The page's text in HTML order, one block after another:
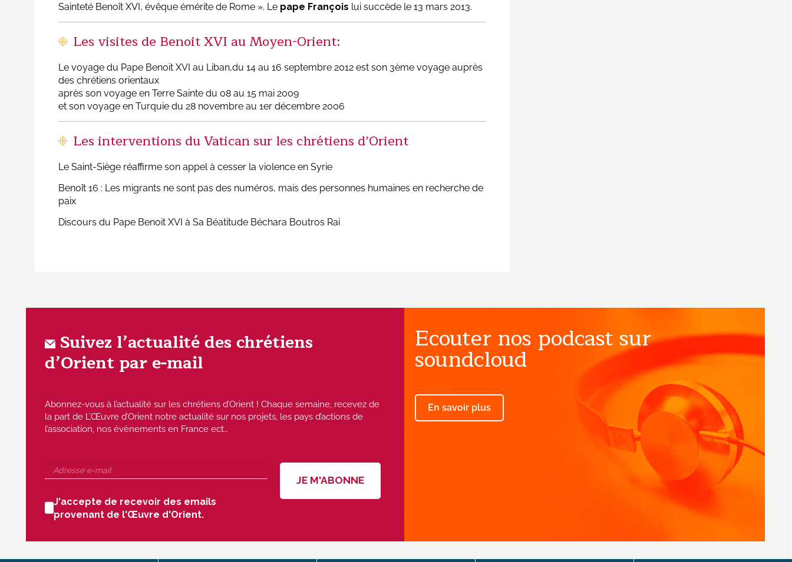
Sainteté Benoît XVI, évêque émérite de Rome ». Le pape François lui succède le 13 mars 2013.
Les visites de Benoit XVI au Moyen-Orient:
Le voyage du Pape Benoit XVI au Liban,du 14 au 16 septembre 2012 est son 3ème voyage auprès
des chrétiens orientaux
après son voyage en Terre Sainte du 08 au 15 mai 2009
et son voyage en Turquie du 28 novembre au 1er décembre 2006
Les interventions du Vatican sur les chrétiens d’Orient
Le Saint-Siège réaffirme son appel à cesser la violence en Syrie
Benoît 16 : Les migrants ne sont pas des numéros, mais des personnes humaines en recherche de
paix
Discours du Pape Benoit XVI à Sa Béatitude Béchara Boutros Rai
Suivez l’actualité des chrétiens
d’Orient par e-mail
Abonnez-vous à l’actualité sur les chrétiens d’Orient ! Chaque semaine, recevez de
la part de L’Œuvre d’Orient notre actualité sur nos projets, les pays d’actions de
l’association, nos évènements en France ect…
J'accepte de recevoir des emails
provenant de l'Œuvre d'Orient.
Ecouter nos podcast sur
soundcloud
En savoir plus